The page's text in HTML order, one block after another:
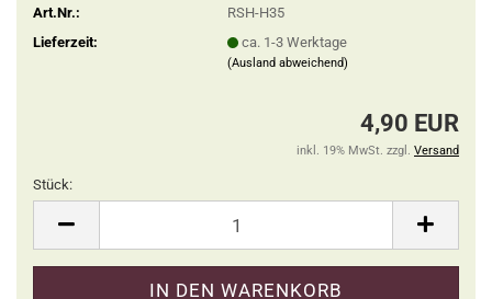
Art.Nr.:
RSH-H35
Lieferzeit:
ca. 1-3 Werktage
(Ausland abweichend)
4,90 EUR
inkl. 19% MwSt. zzgl. Versand
Stück: